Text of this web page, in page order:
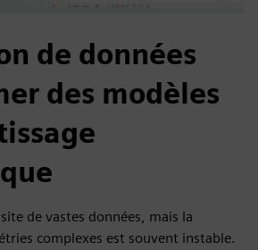
de données
des modèles
de vastes données, mais la
complexes est souvent instable.